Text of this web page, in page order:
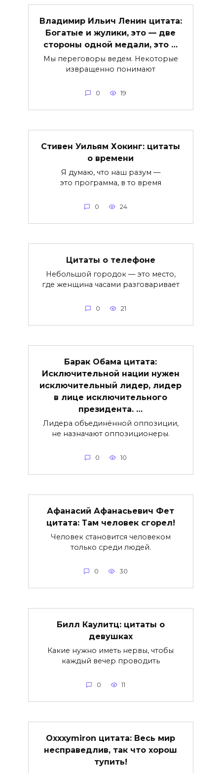
Владимир Ильич Ленин цитата:
Богатые и жулики, это — две
стороны одной медали, это …
Мы переговоры ведем. Некоторые
извращенно понимают
0 19
Стивен Уильям Хокинг: цитаты
о времени
Я думаю, что наш разум —
это программа, в то время
0 24
Цитаты о телефоне
Небольшой городок — это место,
где женщина часами разговаривает
0 21
Барак Обама цитата:
Исключительной нации нужен
исключительный лидер, лидер
в лице исключительного
президента. …
Лидера объединённой оппозиции,
не назначают оппозиционеры.
0 10
Афанасий Афанасьевич Фет
цитата: Там человек сгорел!
Человек становится человеком
только среди людей.
0 30
Билл Каулитц: цитаты о
девушках
Какие нужно иметь нервы, чтобы
каждый вечер проводить
0 11
Oxxxymiron цитата: Весь мир
несправедлив, так что хорош
тупить!